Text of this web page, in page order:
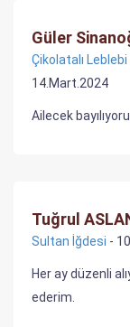
Güler
Çikolatalı
14.Mart.2024
Ailecek
Tuğrul
Sultan İğdesi -
Her ay düzenli
ederim.